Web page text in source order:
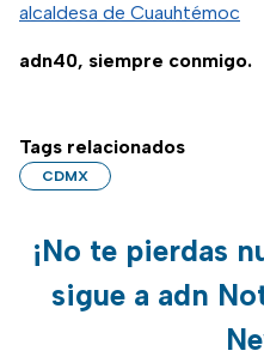
alcaldesa de Cuauhtémoc
adn40, siempre conmigo.
Tags relacionados
CDMX
¡No te pierdas
sigue a adn